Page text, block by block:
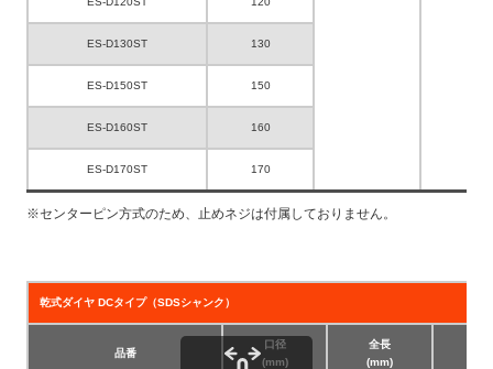
ES-D130ST 130
ES-D150ST 150
ES-D160ST 160
ES-D170ST 170
※センターピン方式のため、止めネジは付属しておりません。
乾式ダイヤ DCタイプ（SDSシャンク）
品番
口径
(mm)
全長
(mm)